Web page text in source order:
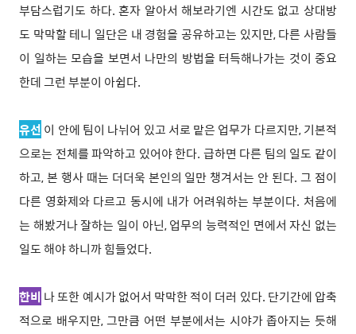
부담스럽기도 하다. 혼자 알아서 해보라기엔 시간도 없고 상대방
도 막막할 테니 일단은 내 경험을 공유하고는 있지만, 다른 사람들
이 일하는 모습을 보면서 나만의 방법을 터득해나가는 것이 중요
한데 그런 부분이 아쉽다.
유선 이 안에 팀이 나뉘어 있고 서로 맡은 업무가 다르지만, 기본적
으로는 전체를 파악하고 있어야 한다. 급하면 다른 팀의 일도 같이
하고, 본 행사 때는 더더욱 본인의 일만 챙겨서는 안 된다. 그 점이
다른 영화제와 다르고 동시에 내가 어려워하는 부분이다. 처음에
는 해봤거나 잘하는 일이 아닌, 업무의 능력적인 면에서 자신 없는
일도 해야 하니까 힘들었다.
한비 나 또한 예시가 없어서 막막한 적이 더러 있다. 단기간에 압축
적으로 배우지만, 그만큼 어떤 부분에서는 시야가 좁아지는 듯해